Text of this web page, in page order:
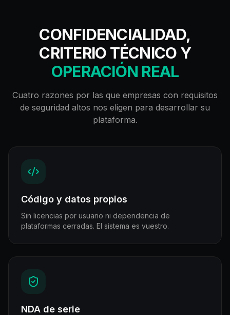
CONFIDENCIALIDAD,
CRITERIO TÉCNICO Y
OPERACIÓN REAL
Cuatro razones por las que empresas con requisitos
de seguridad altos nos eligen para desarrollar su
plataforma.
Código y datos propios
Sin licencias por usuario ni dependencia de
plataformas cerradas. El sistema es vuestro.
NDA de serie